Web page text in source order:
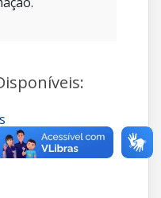
de Identidade